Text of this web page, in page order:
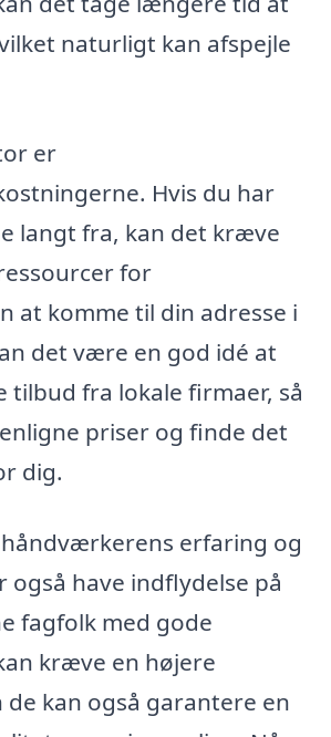
naturligt kan afspejle
er
Hvis du har
langt fra, kan det kræve
for
at komme til din adresse i
det være en god idé at
tilbud fra lokale firmaer, så
priser og finde det
dig.
erfaring og
også have indflydelse på
fagfolk med gode
kræve en højere
kan også garantere en